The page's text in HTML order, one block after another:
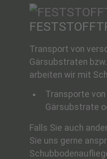
Transport von
Gärsubstraten
arbeiten wir mit
Transporte
Gärsubstrate
Falls Sie auch
Sie uns gerne